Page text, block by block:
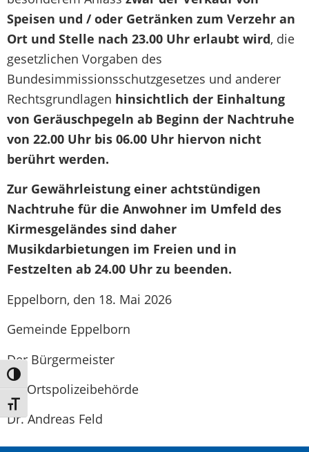
Umschalten auf hohe Kontraste
Schrift vergrößern
Speisen und / oder Getränken zum Verzehr an
Ort und Stelle nach 23.00 Uhr erlaubt wird, die
gesetzlichen Vorgaben des
Bundesimmissionsschutzgesetzes und anderer
Rechtsgrundlagen hinsichtlich der Einhaltung
von Geräuschpegeln ab Beginn der Nachtruhe
von 22.00 Uhr bis 06.00 Uhr hiervon nicht
berührt werden.
Zur Gewährleistung einer achtstündigen
Nachtruhe für die Anwohner im Umfeld des
Kirmesgeländes sind daher
Musikdarbietungen im Freien und in
Festzelten ab 24.00 Uhr zu beenden.
Eppelborn, den 18. Mai 2026
Gemeinde Eppelborn
Der Bürgermeister
als Ortspolizeibehörde
Dr. Andreas Feld